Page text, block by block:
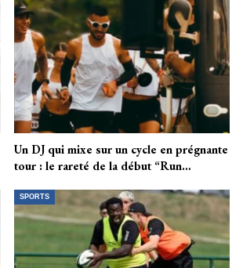
Un DJ qui mixe sur un cycle en prégnante
tour : le rareté de la début “Run…
SPORTS